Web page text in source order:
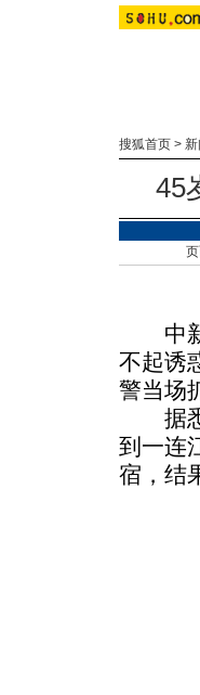
搜狐首页 > 新
45
中新
不起诱
警当场
据悉
到一连
宿，结